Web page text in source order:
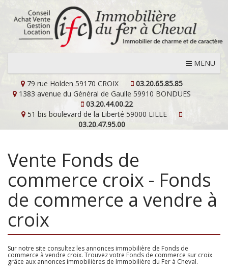
MENU
79 rue Holden 59170 CROIX
03.20.65.85.85
1383 avenue du Général de Gaulle 59910 BONDUES
03.20.44.00.22
51 bis boulevard de la Liberté 59000 LILLE
03.20.47.95.00
Vente Fonds de
commerce croix - Fonds
de commerce a vendre à
croix
Sur notre site consultez les annonces immobilière de Fonds de
commerce à vendre croix. Trouvez votre Fonds de commerce sur croix
grâce aux annonces immobilières de Immobilière du Fer à Cheval.